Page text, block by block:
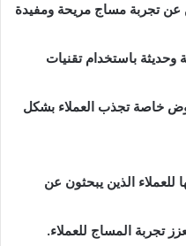
عن تجربة مساج مريحة ومفيدة
باستخدام تقنيات
خاصة تجذب العملاء بشكل
للعملاء الذين يبحثون عن
تجربة المساج للعملاء.